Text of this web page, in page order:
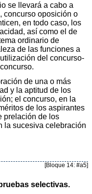
se llevará a cabo a
concurso oposición o
en todo caso, los
así como el de
ordinario de
de las funciones a
del concurso-
de una o más
y la aptitud de los
el concurso, en la
de los aspirantes
prelación de los
la sucesiva celebración
[Bloque 14: #a5]
selectivas.